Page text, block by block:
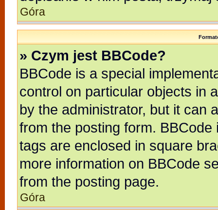
Góra
» Czym jest BBCode?
BBCode is a special
control on particular objects in
by the administrator, but it can
from the posting form.
tags are enclosed in square
more information on BBCode
from the posting page.
Góra